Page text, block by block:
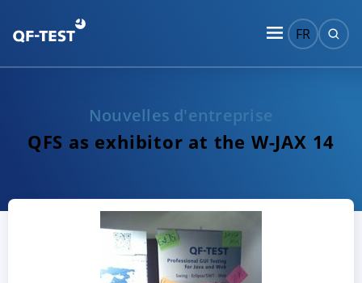
FR
Nouvelles d'entreprise
QFS as exhibitor at the W-JAX 14